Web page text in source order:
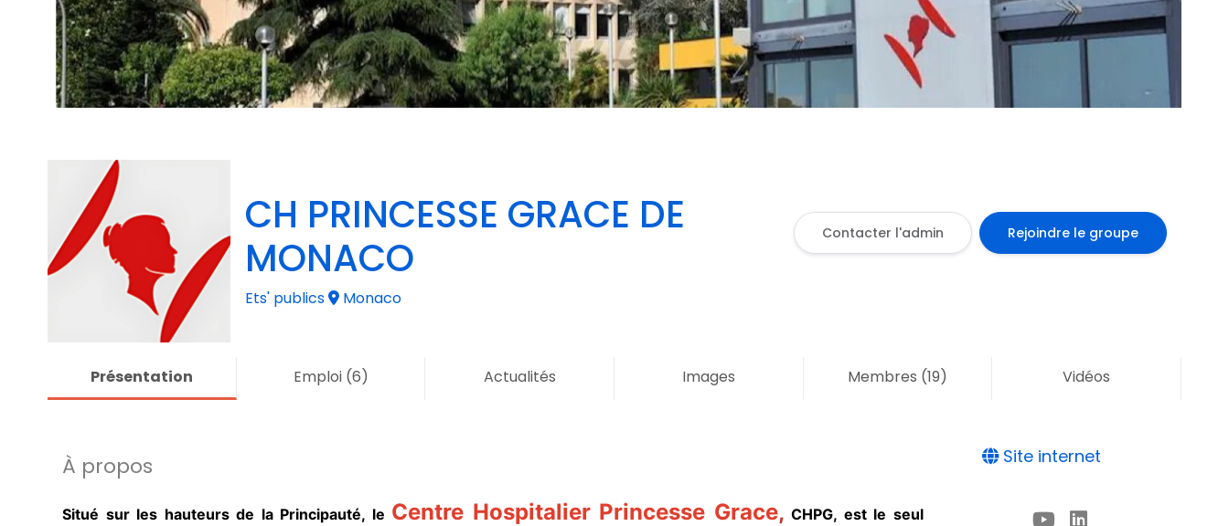
CH PRINCESSE GRACE DE
MONACO
Contacter l'admin Rejoindre le groupe
Ets' publics Monaco
Présentation Emploi (6) Actualités Images Membres (19) Vidéos
À propos
Situé sur les hauteurs de la Principauté, le Centre Hospitalier Princesse Grace, CHPG, est le seul
Site internet